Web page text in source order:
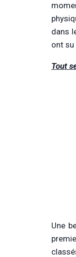
dans
ont su
Tout
Une